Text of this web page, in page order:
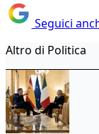
Seguici
Altro di Politica